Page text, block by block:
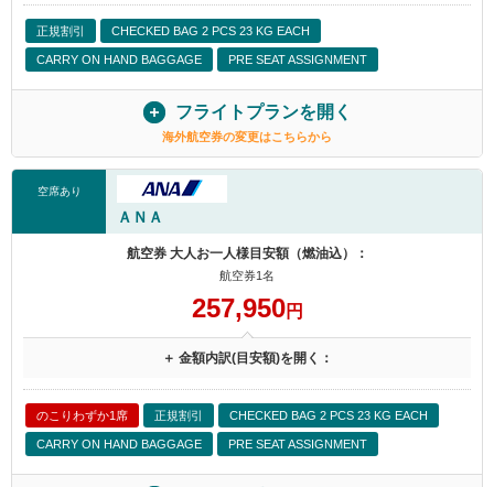
正規割引 CHECKED BAG 2 PCS 23 KG EACH
CARRY ON HAND BAGGAGE PRE SEAT ASSIGNMENT
フライトプランを開く
海外航空券の変更はこちらから
空席あり
ＡＮＡ
航空券 大人お一人様目安額（燃油込）：
航空券1名
257,950円
＋ 金額内訳(目安額)を開く：
のこりわずか1席 正規割引 CHECKED BAG 2 PCS 23 KG EACH
CARRY ON HAND BAGGAGE PRE SEAT ASSIGNMENT